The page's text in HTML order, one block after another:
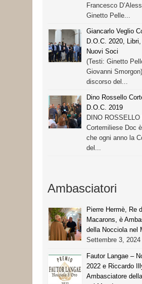
Francesco
Ginetto Pelle...
Giancarlo Veglio
D.O.C. 2020,
Nuovi Soci
(Testi: Ginetto
Giovanni
discorso del...
Dino Rossello
D.O.C. 2019
DINO ROSSELLO Il
Cortemiliese Doc
che ogni anno la
del...
Ambasciatori
Pierre Hermè, Re
Macarons, è
della Nocciola nel
Settembre 3, 2024
Fautor Langae –
2022 e Riccardo
Ambasciatore